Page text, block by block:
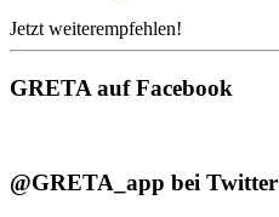
Jetzt weiterempfehlen!
GRETA auf Facebook
@GRETA_app bei Twitter